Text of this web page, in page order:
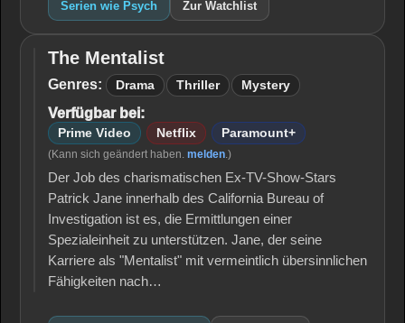
Serien wie Psych Zur Watchlist
The
Mentalist
The Mentalist
Genres: Drama Thriller Mystery
Verfügbar bei:
Prime Video Netflix Paramount+
(Kann sich geändert haben. melden.)
Der Job des charismatischen Ex-TV-Show-Stars
Patrick Jane innerhalb des California Bureau of
Investigation ist es, die Ermittlungen einer
Spezialeinheit zu unterstützen. Jane, der seine
Karriere als "Mentalist" mit vermeintlich übersinnlichen
Fähigkeiten nach…